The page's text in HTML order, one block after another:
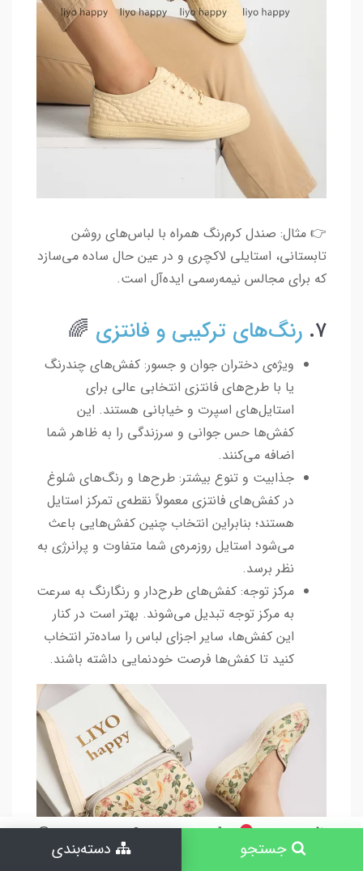
0
سبد خرید
حساب کاربری جستجو جستجو
👉 مثال: صندل کرم‌رنگ همراه با لباس‌های روشن
تابستانی، استایلی لاکچری و در عین حال ساده می‌سازد
که برای مجالس نیمه‌رسمی ایده‌آل است.
۷. رنگ‌های ترکیبی و فانتزی 🌈
ویژه‌ی دختران جوان و جسور: کفش‌های چندرنگ
یا با طرح‌های فانتزی انتخابی عالی برای
استایل‌های اسپرت و خیابانی هستند. این
کفش‌ها حس جوانی و سرزندگی را به ظاهر شما
اضافه می‌کنند.
جذابیت و تنوع بیشتر: طرح‌ها و رنگ‌های شلوغ
در کفش‌های فانتزی معمولاً نقطه‌ی تمرکز استایل
هستند؛ بنابراین انتخاب چنین کفش‌هایی باعث
می‌شود استایل روزمره‌ی شما متفاوت و پرانرژی به
نظر برسد.
مرکز توجه: کفش‌های طرح‌دار و رنگارنگ به سرعت
به مرکز توجه تبدیل می‌شوند. بهتر است در کنار
این کفش‌ها، سایر اجزای لباس را ساده‌تر انتخاب
کنید تا کفش‌ها فرصت خودنمایی داشته باشند.